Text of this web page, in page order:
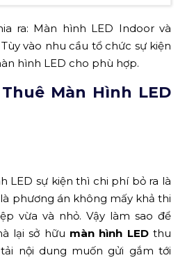
ra: Màn hình LED Indoor và
vào nhu cầu tổ chức sự kiện
hình LED cho phù hợp.
Màn Hình LED
LED sự kiện thì chi phí bỏ ra là
phương án không mấy khả thi
vừa và nhỏ. Vậy làm sao để
lại sở hữu màn hình LEDthu
nội dung muốn gửi gắm tới